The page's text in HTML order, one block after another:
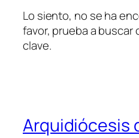
Lo siento, no se ha
favor, prueba a buscar
clave.
Arquidiócesis